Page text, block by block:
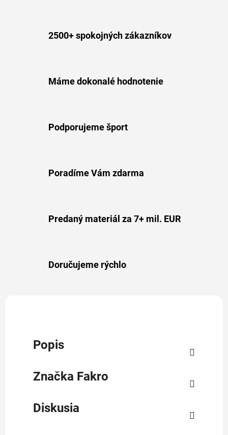
2500+ spokojných zákazníkov
Máme dokonalé hodnotenie
Podporujeme šport
Poradíme Vám zdarma
Predaný materiál za 7+ mil. EUR
Doručujeme rýchlo
Popis
Značka Fakro
Diskusia